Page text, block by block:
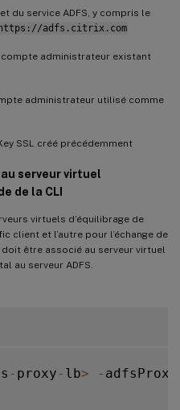
du service ADFS, y compris le
https://adfs.citrix.com
compte administrateur existant
administrateur utilisé comme
SSL créé précédemment
serveur virtuel
de la CLI
virtuels d’équilibrage de
client et l’autre pour l’échange de
être associé au serveur virtuel
au serveur ADFS.
- proxy - lb> -